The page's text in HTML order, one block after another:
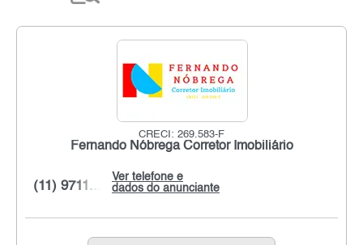
CRECI: 269.583-F
Fernando Nóbrega Corretor Imobiliário
Ver telefone e
dados do anunciante
(11) 9711...